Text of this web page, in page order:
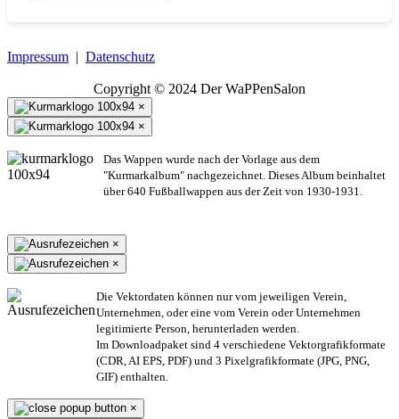
Impressum | Datenschutz
Copyright © 2024 Der WaPPenSalon
×
×
Das Wappen wurde nach der Vorlage aus dem
"Kurmarkalbum" nachgezeichnet. Dieses Album beinhaltet
über 640 Fußballwappen aus der Zeit von 1930-1931.
×
×
Die Vektordaten können nur vom jeweiligen Verein,
Unternehmen, oder eine vom Verein oder Unternehmen
legitimierte Person, herunterladen werden.
Im Downloadpaket sind 4 verschiedene Vektorgrafikformate
(CDR, AI EPS, PDF) und 3 Pixelgrafikformate (JPG, PNG,
GIF) enthalten.
×